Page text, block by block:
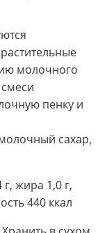
молочного
пенку и
сахар,
г, жира 1,0 г,
440 ккал